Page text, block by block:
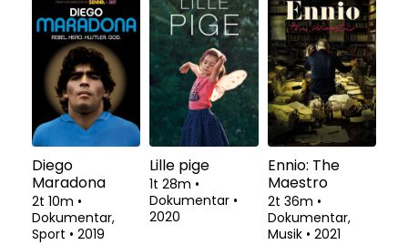
Diego
Maradona
2t 10m •
Dokumentar,
Sport • 2019
Lille pige
1t 28m •
Dokumentar •
2020
Ennio: The
Maestro
2t 36m •
Dokumentar,
Musik • 2021